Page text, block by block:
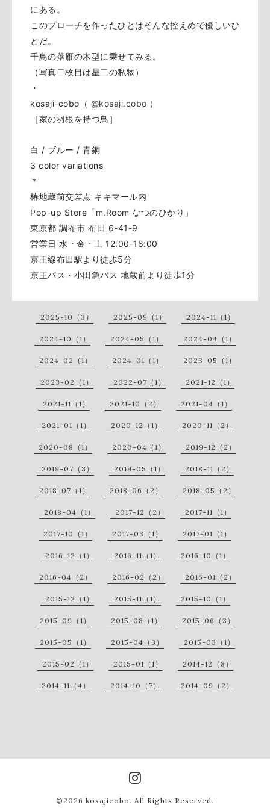
にある。
このブローチを作ったひとはそんな控えめで優しいひ
とだ。
千鳥の落雁の木型に乗せてみる。
（写真二枚目は星二の私物）
・
kosaji-cobo（ @kosaji.cobo ）
［家の羽根を持つ鳥］
白 / ブルー / 青銅
3 color variations
＊
椿地蔵前交差点 キキマール内
Pop-up Store「m.Room なつのひかり」
東京都 調布市 布田 6-41-9
営業日 水・金・土 12:00-18:00
京王線布田駅より徒歩5分
京王バス・小田急バス 地蔵前より徒歩1分
2025-10（3） 2025-09（1） 2024-11（1）
2024-10（1） 2024-05（1） 2024-04（1）
2024-02（1） 2024-01（1） 2023-05（1）
2023-02（1） 2022-07（1） 2021-12（1）
2021-11（1） 2021-10（2） 2021-04（1）
2021-01（1） 2020-12（1） 2020-11（2）
2020-08（1） 2020-04（1） 2019-12（2）
2019-07（3） 2019-05（1） 2018-11（2）
2018-07（1） 2018-06（2） 2018-05（2）
2018-04（1） 2017-12（2） 2017-11（1）
2017-10（1） 2017-03（1） 2017-01（1）
2016-12（1） 2016-11（1） 2016-10（1）
2016-04（2） 2016-02（2） 2016-01（2）
2015-12（1） 2015-11（1） 2015-10（1）
2015-09（1） 2015-08（1） 2015-06（3）
2015-05（1） 2015-04（3） 2015-03（1）
2015-02（1） 2015-01（1） 2014-12（8）
2014-11（4） 2014-10（7） 2014-09（2）
©2026 kosajicobo . All Rights Reserved.